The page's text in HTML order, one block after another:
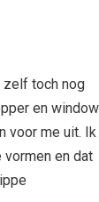
zelf toch nog
en window
voor me uit. Ik
vormen en dat